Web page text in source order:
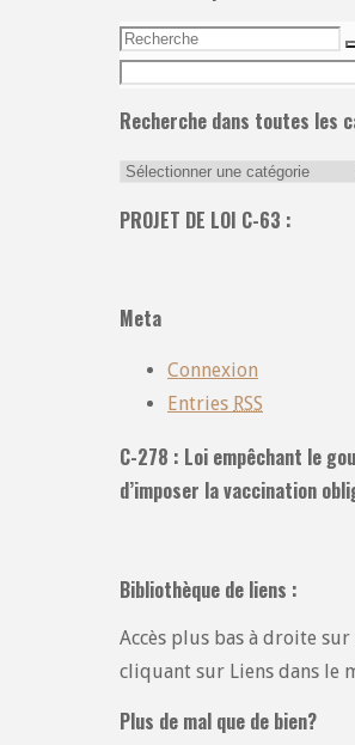
Recherche
pour:
Recherche dans toutes les
Recherche
toutes
PROJET DE LOI C-63 :
Meta
Connexion
Entries RSS
C-278 : Loi empêchant le
d’imposer la vaccination
Bibliothèque de liens :
Accès plus bas à droite sur
cliquant sur Liens dans le
Plus de mal que de bien?